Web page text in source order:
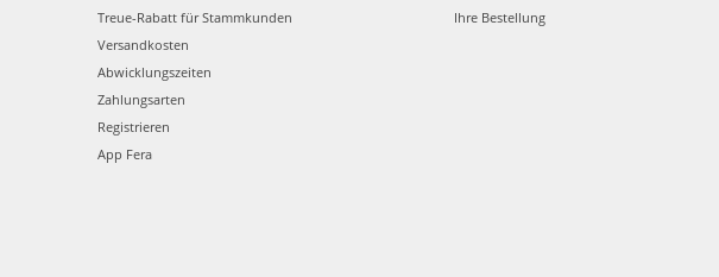
Treue-Rabatt für Stammkunden
Versandkosten
Abwicklungszeiten
Zahlungsarten
Registrieren
App Fera
Ihre Bestellung